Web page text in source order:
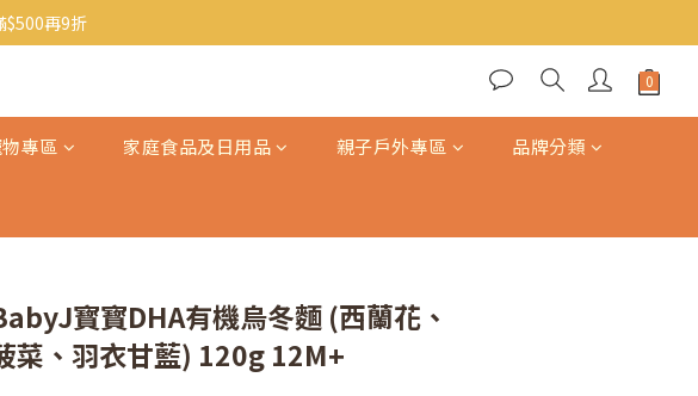
$500再9折
專區 家庭食品及日用品 親子戶外專區 品牌分類
寳寳DHA有機烏冬麵 (西蘭花、
菜、羽衣甘藍) 120g 12M+
立即購買